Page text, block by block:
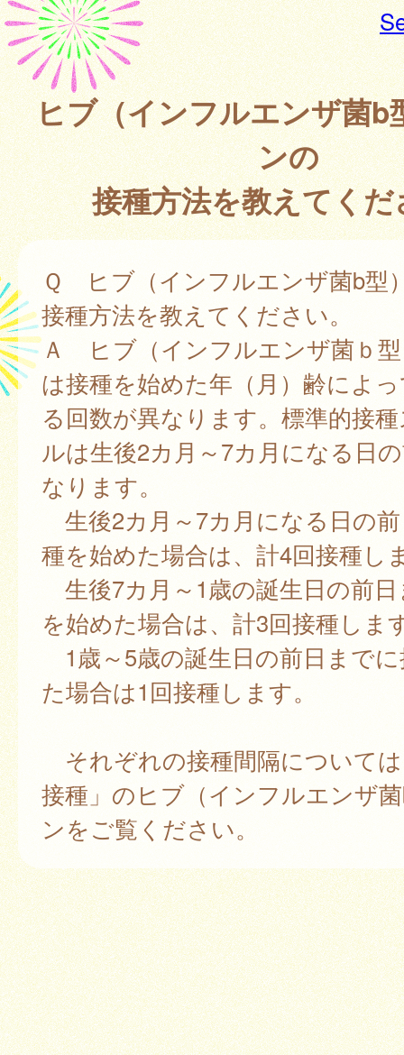
ヒブ（インフルエンザ菌b
ンの
接種方法を教えてく
Ｑ ヒブ（インフルエンザ菌b型
接種方法を教えてください。
Ａ ヒブ（インフルエンザ菌ｂ
は接種を始めた年（月）齢によ
る回数が異なります。標準的接
ルは生後2カ月～7カ月になる日
なります。
生後2カ月～7カ月になる日の
種を始めた場合は、計4回接種し
生後7カ月～1歳の誕生日の前
を始めた場合は、計3回接種しま
1歳～5歳の誕生日の前日まで
た場合は1回接種します。
それぞれの接種間隔について
接種」のヒブ（インフルエンザ
ンをご覧ください。